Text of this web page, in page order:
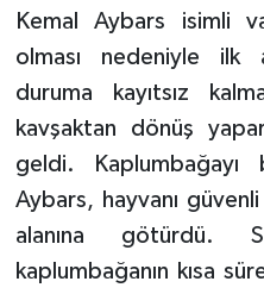
Kemal Aybars isimli
olması nedeniyle ilk
duruma kayıtsız
kavşaktan dönüş
geldi. Kaplumbağayı
Aybars, hayvanı
alanına götürdü.
kaplumbağanın kısa